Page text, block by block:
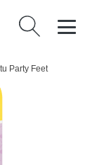
Vyhledávání
Party Feet